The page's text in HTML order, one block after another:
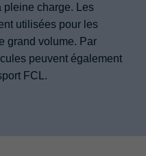
pleine charge. Les
utilisées pour les
grand volume. Par
peuvent également
FCL.